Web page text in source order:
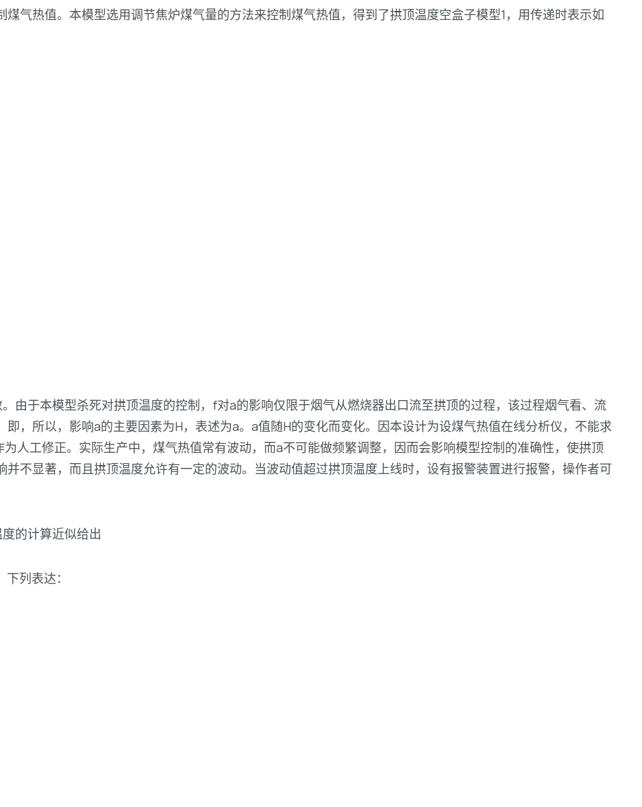
气热值。本模型选用调节焦炉煤气量的方法来控制煤气热值，得到了拱顶温度空盒子模型1，用传递时表示如
由于本模型杀死对拱顶温度的控制，f对a的影响仅限于烟气从燃烧器出口流至拱顶的过程，该过程烟气看、流
，所以，影响a的主要因素为H，表述为a。a值随H的变化而变化。因本设计为设煤气热值在线分析仪，不能求
人工修正。实际生产中，煤气热值常有波动，而a不可能做频繁调整，因而会影响模型控制的准确性，使拱顶
不显著，而且拱顶温度允许有一定的波动。当波动值超过拱顶温度上线时，设有报警装置进行报警，操作者可
的计算近似给出
列表达：